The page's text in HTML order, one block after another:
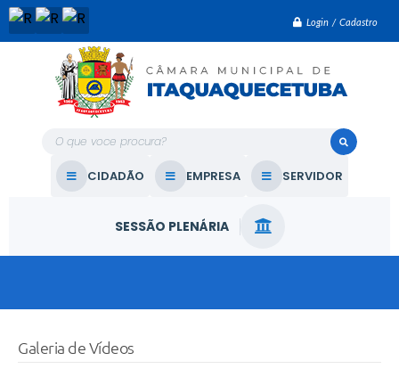
Login / Cadastro
O que voce procura?
CIDADÃO EMPRESA SERVIDOR
SESSÃO PLENÁRIA
Galeria de Vídeos